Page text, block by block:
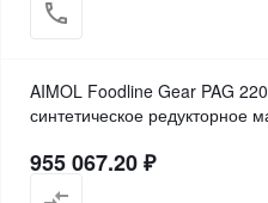
AIMOL Foodline Gear PAG
синтетическое редукторное
955 067.20 ₽